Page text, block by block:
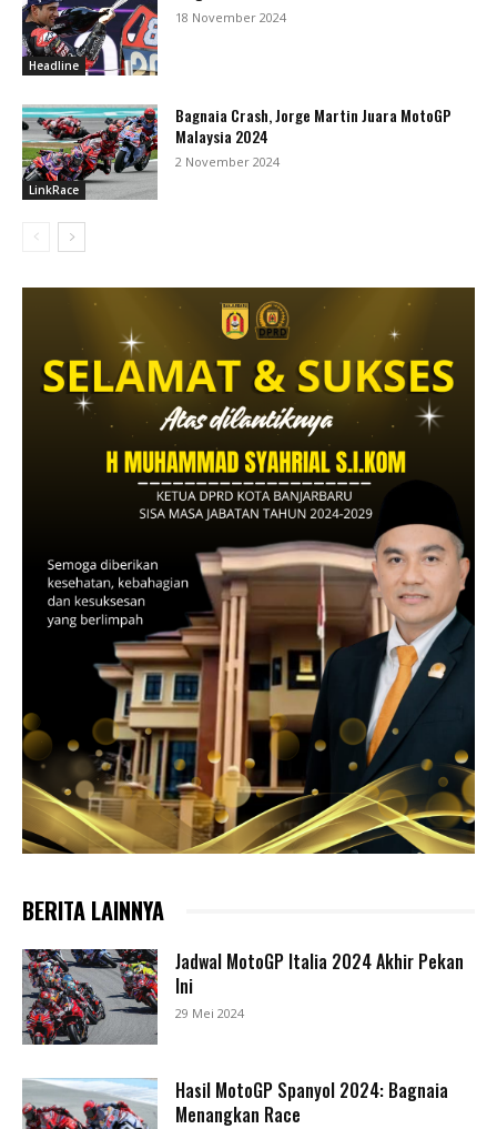
Headline
18 November 2024
LinkRace
Bagnaia Crash, Jorge Martin Juara MotoGP
Malaysia 2024
2 November 2024
BERITA LAINNYA
Jadwal MotoGP Italia 2024 Akhir Pekan
Ini
29 Mei 2024
Hasil MotoGP Spanyol 2024: Bagnaia
Menangkan Race